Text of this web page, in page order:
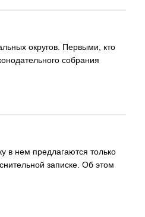
округов. Первыми, кто
собрания
в нем предлагаются только
записке. Об этом